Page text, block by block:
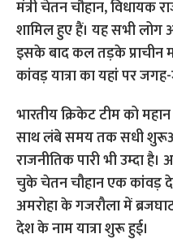
भारतीय क्रिकेट टीम को
साथ लंबे समय तक सधी
राजनीतिक पारी भी उम्दा
चुके चेतन चौहान एक कांवड़
अमरोहा के गजरौला में
देश के नाम यात्रा शुरू हुई।